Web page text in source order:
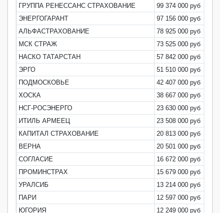
ГРУППА РЕНЕССАНС СТРАХОВАНИЕ
99 374 000 руб
ЭНЕРГОГАРАНТ
97 156 000 руб
АЛЬФАСТРАХОВАНИЕ
78 925 000 руб
МСК СТРАЖ
73 525 000 руб
НАСКО ТАТАРСТАН
57 842 000 руб
ЭРГО
51 510 000 руб
ПОДМОСКОВЬЕ
42 407 000 руб
ХОСКА
38 667 000 руб
НСГ-РОСЭНЕРГО
23 630 000 руб
ИТИЛЬ АРМЕЕЦ
23 508 000 руб
КАПИТАЛ СТРАХОВАНИЕ
20 813 000 руб
ВЕРНА
20 501 000 руб
СОГЛАСИЕ
16 672 000 руб
ПРОМИНСТРАХ
15 679 000 руб
УРАЛСИБ
13 214 000 руб
ПАРИ
12 597 000 руб
ЮГОРИЯ
12 249 000 руб